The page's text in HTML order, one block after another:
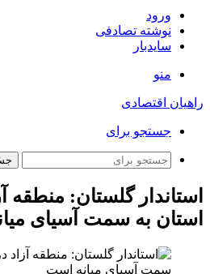
ورود
نوشته تصادفی
سایدبار
منو
راهیان اقتصادی
جستجو برای
استاندار گلستان: منطقه
استان به سمت آسیای